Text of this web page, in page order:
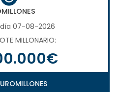
07-08-2026
MILLONARIO: